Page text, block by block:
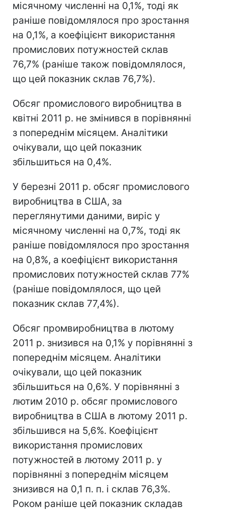
місячному численні на 0,1%, тоді як
раніше повідомлялося про зростання
на 0,1%, а коефіцієнт використання
промислових потужностей склав
76,7% (раніше також повідомлялося,
що цей показник склав 76,7%).
Обсяг промислового виробництва в
квітні 2011 р. не змінився в порівнянні
з попереднім місяцем. Аналітики
очікували, що цей показник
збільшиться на 0,4%.
У березні 2011 р. обсяг промислового
виробництва в США, за
переглянутими даними, виріс у
місячному численні на 0,7%, тоді як
раніше повідомлялося про зростання
на 0,8%, а коефіцієнт використання
промислових потужностей склав 77%
(раніше повідомлялося, що цей
показник склав 77,4%).
Обсяг промвиробництва в лютому
2011 р. знизився на 0,1% у порівнянні з
попереднім місяцем. Аналітики
очікували, що цей показник
збільшиться на 0,6%. У порівнянні з
лютим 2010 р. обсяг промислового
виробництва в США в лютому 2011 р.
збільшився на 5,6%. Коефіцієнт
використання промислових
потужностей в лютому 2011 р. у
порівнянні з попереднім місяцем
знизився на 0,1 п. п. і склав 76,3%.
Роком раніше цей показник складав